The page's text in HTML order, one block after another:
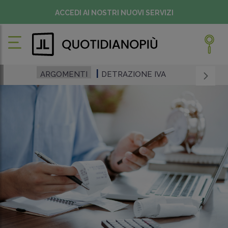
ACCEDI AI NOSTRI NUOVI SERVIZI
ARGOMENTI DETRAZIONE IVA